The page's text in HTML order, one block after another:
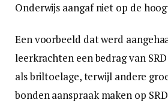
Onderwijs aangaf niet op de
Een voorbeeld dat werd
leerkrachten een bedrag van
als briltoelage, terwijl andere
bonden aanspraak maken op